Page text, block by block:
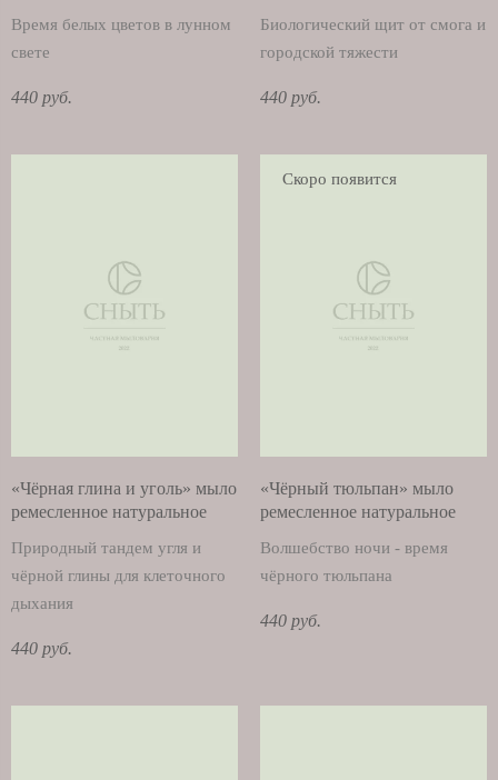
Время белых цветов в лунном
свете
440 руб.
Биологический щит от смога и
городской тяжести
440 руб.
«Чёрная глина и уголь» мыло
ремесленное натуральное
Природный тандем угля и
чёрной глины для клеточного
дыхания
440 руб.
Скоро появится
«Чёрный тюльпан» мыло
ремесленное натуральное
Волшебство ночи - время
чёрного тюльпана
440 руб.